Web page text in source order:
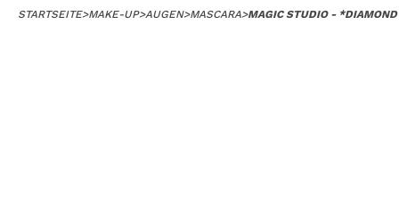
STARTSEITE>MAKE-UP>AUGEN>MASCARA>MAGIC STUDIO -